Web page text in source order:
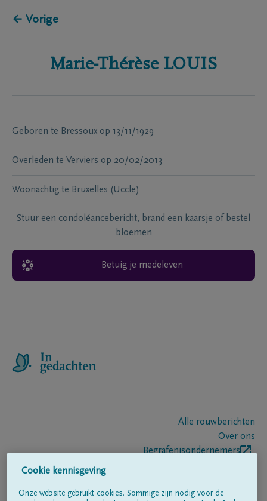
← Vorige
Marie-Thérèse LOUIS
Geboren te Bressoux op 13/11/1929
Overleden te Verviers op 20/02/2013
Woonachtig te Bruxelles (Uccle)
Stuur een condoléancebericht, brand een kaarsje of bestel
bloemen
Betuig je medeleven
Alle rouwberichten
Over ons
Begrafenisondernemers
Cookie kennisgeving
Onze website gebruikt cookies. Sommige zijn nodig voor de